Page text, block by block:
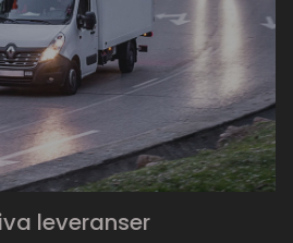
leveranser